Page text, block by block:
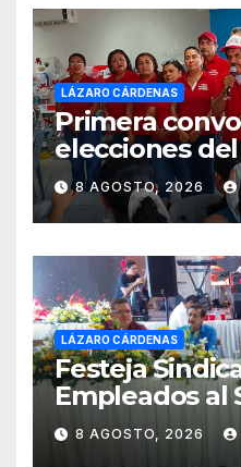
LÁZARO CÁRDENAS
Primera
elecciones
Ocampo en
el domingo
8 AGOSTO, 2026
LÁZARO CÁRDENAS
Festeja
Empleados al
Ayuntamiento
Empleado
8 AGOSTO, 2026